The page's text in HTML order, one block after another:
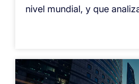
nivel mundial, y que